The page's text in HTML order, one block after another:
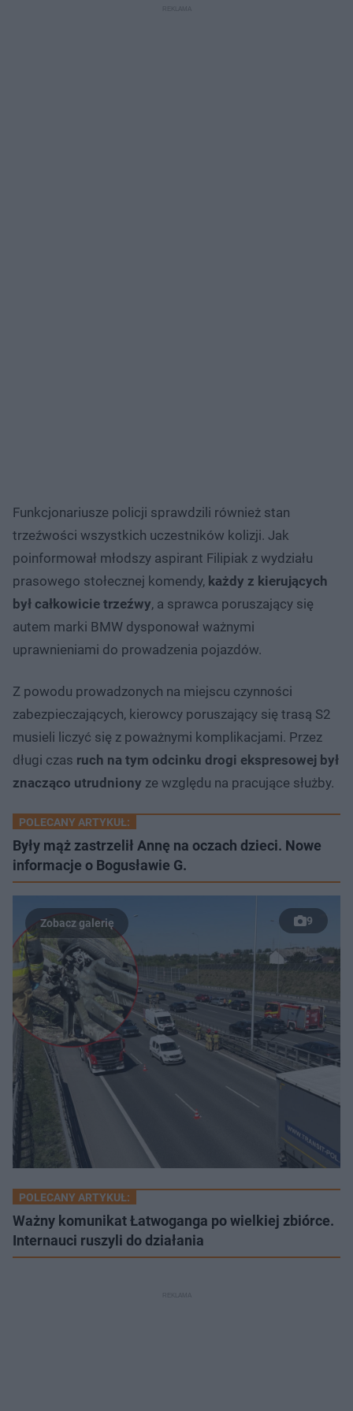
Funkcjonariusze policji sprawdzili również stan
trzeźwości wszystkich uczestników kolizji. Jak
poinformował młodszy aspirant Filipiak z wydziału
prasowego stołecznej komendy, każdy z kierujących
był całkowicie trzeźwy, a sprawca poruszający się
autem marki BMW dysponował ważnymi
uprawnieniami do prowadzenia pojazdów.
Z powodu prowadzonych na miejscu czynności
zabezpieczających, kierowcy poruszający się trasą S2
musieli liczyć się z poważnymi komplikacjami. Przez
długi czas ruch na tym odcinku drogi ekspresowej był
znacząco utrudniony ze względu na pracujące służby.
POLECANY ARTYKUŁ:
Były mąż zastrzelił Annę na oczach dzieci. Nowe
informacje o Bogusławie G.
9
POLECANY ARTYKUŁ:
Ważny komunikat Łatwoganga po wielkiej zbiórce.
Internauci ruszyli do działania